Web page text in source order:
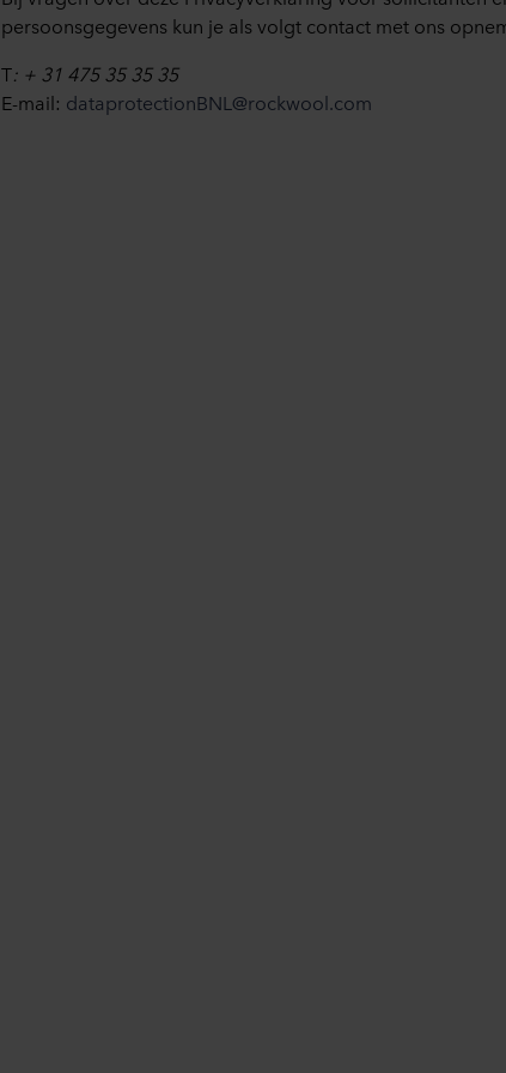
persoonsgegevens kun je als volgt contact met ons
T: + 31 475 35 35 35
E-mail: dataprotectionBNL@rockwool.com